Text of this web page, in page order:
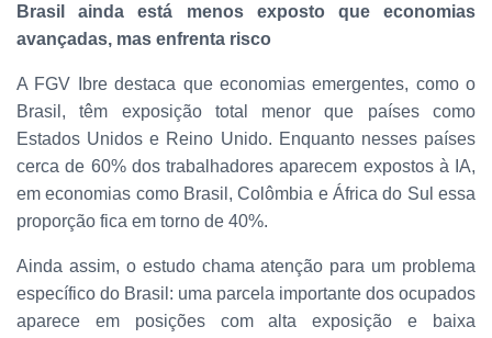
Brasil ainda está menos exposto que economias
avançadas, mas enfrenta risco
A FGV Ibre destaca que economias emergentes, como o
Brasil, têm exposição total menor que países como
Estados Unidos e Reino Unido. Enquanto nesses países
cerca de 60% dos trabalhadores aparecem expostos à IA,
em economias como Brasil, Colômbia e África do Sul essa
proporção fica em torno de 40%.
Ainda assim, o estudo chama atenção para um problema
específico do Brasil: uma parcela importante dos ocupados
aparece em posições com alta exposição e baixa